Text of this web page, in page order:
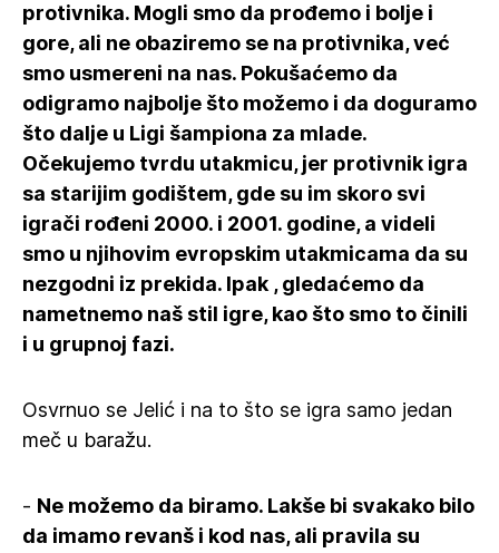
protivnika. Mogli smo da prođemo i bolje i
gore, ali ne obaziremo se na protivnika, već
smo usmereni na nas. Pokušaćemo da
odigramo najbolje što možemo i da doguramo
što dalje u Ligi šampiona za mlade.
Očekujemo tvrdu utakmicu, jer protivnik igra
sa starijim godištem, gde su im skoro svi
igrači rođeni 2000. i 2001. godine, a videli
smo u njihovim evropskim utakmicama da su
nezgodni iz prekida. Ipak , gledaćemo da
nametnemo naš stil igre, kao što smo to činili
i u grupnoj fazi.
Osvrnuo se Jelić i na to što se igra samo jedan
meč u baražu.
- Ne možemo da biramo. Lakše bi svakako bilo
da imamo revanš i kod nas, ali pravila su